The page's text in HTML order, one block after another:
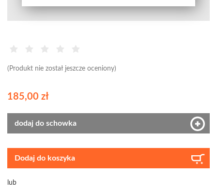
(Produkt nie został jeszcze oceniony)
185,00 zł
dodaj do schowka
Dodaj do koszyka
lub